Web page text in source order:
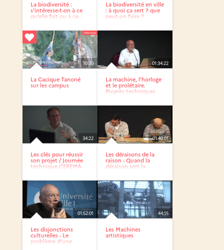
La biodiversité :
s’intéresse-t-on à ce
qu’elle fait ou à ce...
La biodiversité en ville
: à quoi ça sert ? que
peut-on faire ?
10:30
La Cacique Tanoné
sur les campus
01:34:22
La machine, l’horloge
et le prolétaire.
Progrès techniques
34:22
Les clés pour réussir
son projet / Journée
technique CEREMA
01:40:01
Les déraisons de la
raison - Quand la
déraison sert la
01:52:01
Les disjonctions
culturelles - Le
problème d’une
44:15
Les Machines
artistiques